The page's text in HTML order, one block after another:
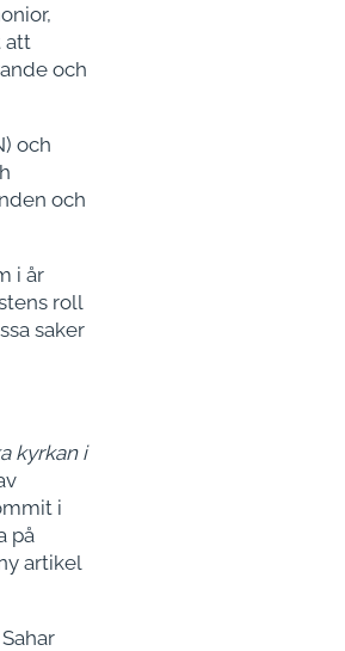
att
och
och
och
i år
roll
saker
kyrkan i
i
på
artikel